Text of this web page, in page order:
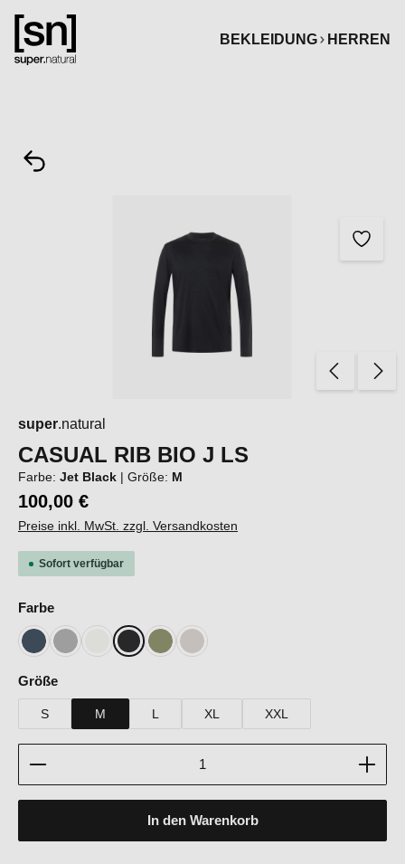
springen
BEKLEIDUNG
HERREN
super.natural
CASUAL RIB BIO J LS
Farbe: Jet Black | Größe: M
100,00 €
Preise inkl. MwSt. zzgl. Versandkosten
Sofort verfügbar
Farbeauswählen
BlueberryCashmere Grey Melange
Fresh White
Jet BlackSageWhite Stone Melange
Größeauswählen
S M L XL XXL
Produkt Anzahl: Gib den gewünschten Wert ein
In den Warenkorb